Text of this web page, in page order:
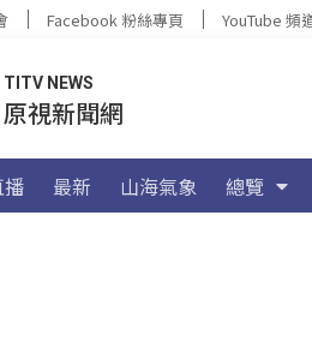
Facebook 粉絲專頁 YouTube 頻
TITV NEWS
原視新聞網
播 最新 山海氣象 總覽